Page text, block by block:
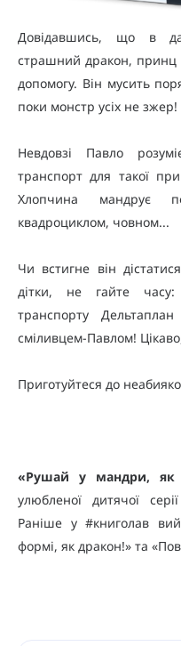
Довідавшись, що в
страшний дракон, принц
допомогу. Він мусить
поки монстр усіх не зжер!
Невдовзі Павло
транспорт для такої
Хлопчина мандрує
квадроциклом, човном...
Чи встигне він
дітки, не гайте
транспорту
сміливцем-Павлом!
Приготуйтеся до
«Рушай у мандри, як
улюбленої дитячої
Раніше у #книголав
формі, як дракон!» та